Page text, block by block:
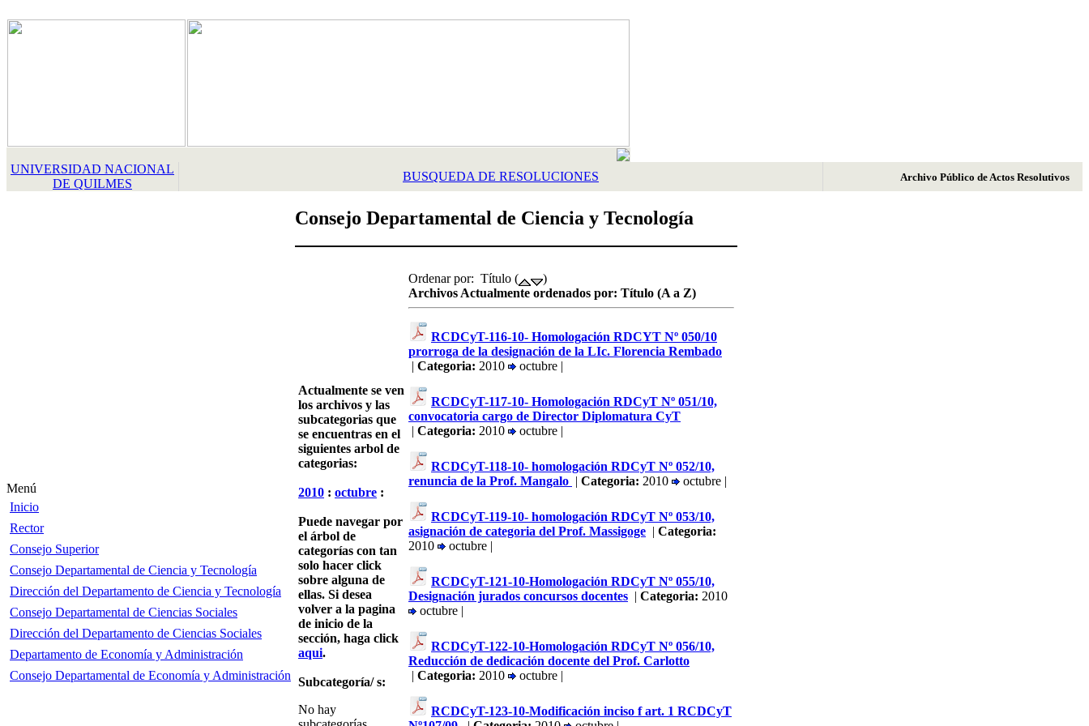
UNIVERSIDAD NACIONAL
DE QUILMES
BUSQUEDA DE RESOLUCIONES Archivo Público de Actos Resolutivos
Menú
Inicio
Rector
Consejo Superior
Consejo Departamental de Ciencia y Tecnología
Dirección del Departamento de Ciencia y Tecnología
Consejo Departamental de Ciencias Sociales
Dirección del Departamento de Ciencias Sociales
Departamento de Economía y Administración
Consejo Departamental de Economía y Administración
Consejo Departamental de Ciencia y Tecnología
Actualmente se ven
los archivos y las
subcategorias que
se encuentras en el
siguientes arbol de
categorias:
2010 : octubre :
Puede navegar por
el árbol de
categorías con tan
solo hacer click
sobre alguna de
ellas. Si desea
volver a la pagina
de inicio de la
sección, haga click
aqui.
Subcategoría/ s:
No hay
Ordenar por: Título (
)
Archivos Actualmente ordenados por: Título (A a Z)
RCDCyT-116-10- Homologación RDCYT Nº 050/10
prorroga de la designación de la LIc. Florencia Rembado
| Categoria: 2010 octubre |
RCDCyT-117-10- Homologación RDCyT Nº 051/10,
convocatoria cargo de Director Diplomatura CyT
| Categoria: 2010 octubre |
RCDCyT-118-10- homologación RDCyT Nº 052/10,
renuncia de la Prof. Mangalo | Categoria: 2010 octubre |
RCDCyT-119-10- homologación RDCyT Nº 053/10,
asignación de categoria del Prof. Massigoge | Categoria:
2010
octubre |
RCDCyT-121-10-Homologación RDCyT Nº 055/10,
Designación jurados concursos docentes | Categoria: 2010
octubre |
RCDCyT-122-10-Homologación RDCyT Nº 056/10,
Reducción de dedicación docente del Prof. Carlotto
| Categoria: 2010 octubre |
RCDCyT-123-10-Modificación inciso f art. 1 RCDCyT